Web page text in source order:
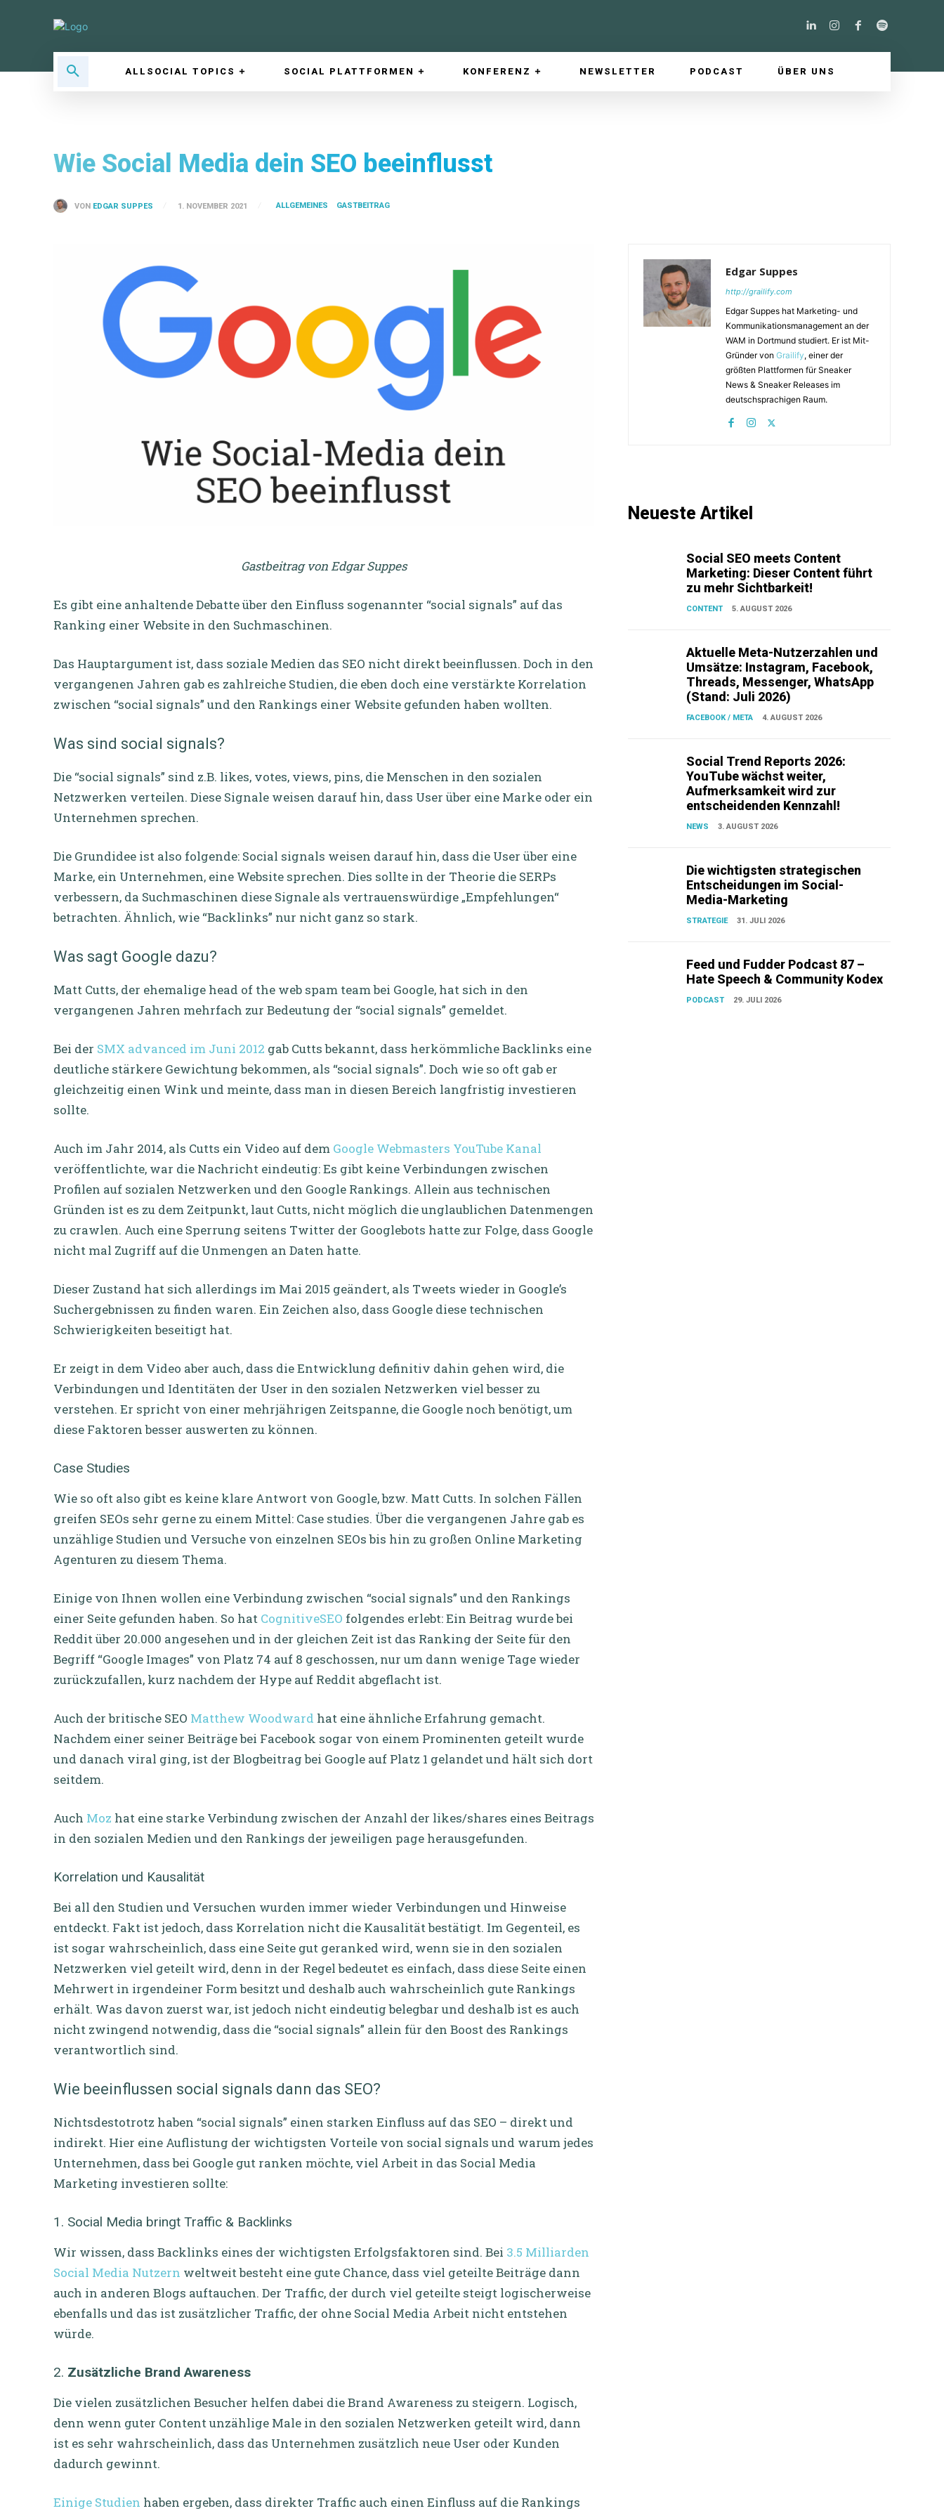
ALLSOCIAL TOPICS SOCIAL PLATTFORMEN KONFERENZ NEWSLETTER PODCAST ÜBER UNS
Wie Social Media dein SEO beeinflusst
VON EDGAR SUPPES 1. NOVEMBER 2021 ALLGEMEINES GASTBEITRAG
Gastbeitrag von Edgar Suppes
Es gibt eine anhaltende Debatte über den Einfluss sogenannter “social signals” auf das
Ranking einer Website in den Suchmaschinen.
Das Hauptargument ist, dass soziale Medien das SEO nicht direkt beeinflussen. Doch in den
vergangenen Jahren gab es zahlreiche Studien, die eben doch eine verstärkte Korrelation
zwischen “social signals” und den Rankings einer Website gefunden haben wollten.
Was sind social signals?
Die “social signals” sind z.B. likes, votes, views, pins, die Menschen in den sozialen
Netzwerken verteilen. Diese Signale weisen darauf hin, dass User über eine Marke oder ein
Unternehmen sprechen.
Die Grundidee ist also folgende: Social signals weisen darauf hin, dass die User über eine
Marke, ein Unternehmen, eine Website sprechen. Dies sollte in der Theorie die SERPs
verbessern, da Suchmaschinen diese Signale als vertrauenswürdige „Empfehlungen“
betrachten. Ähnlich, wie “Backlinks” nur nicht ganz so stark.
Was sagt Google dazu?
Matt Cutts, der ehemalige head of the web spam team bei Google, hat sich in den
vergangenen Jahren mehrfach zur Bedeutung der “social signals” gemeldet.
Bei der SMX advanced im Juni 2012 gab Cutts bekannt, dass herkömmliche Backlinks eine
deutliche stärkere Gewichtung bekommen, als “social signals”. Doch wie so oft gab er
gleichzeitig einen Wink und meinte, dass man in diesen Bereich langfristig investieren
sollte.
Auch im Jahr 2014, als Cutts ein Video auf dem Google Webmasters YouTube Kanal
veröffentlichte, war die Nachricht eindeutig: Es gibt keine Verbindungen zwischen
Profilen auf sozialen Netzwerken und den Google Rankings. Allein aus technischen
Gründen ist es zu dem Zeitpunkt, laut Cutts, nicht möglich die unglaublichen Datenmengen
zu crawlen. Auch eine Sperrung seitens Twitter der Googlebots hatte zur Folge, dass Google
nicht mal Zugriff auf die Unmengen an Daten hatte.
Dieser Zustand hat sich allerdings im Mai 2015 geändert, als Tweets wieder in Google’s
Suchergebnissen zu finden waren. Ein Zeichen also, dass Google diese technischen
Schwierigkeiten beseitigt hat.
Er zeigt in dem Video aber auch, dass die Entwicklung definitiv dahin gehen wird, die
Verbindungen und Identitäten der User in den sozialen Netzwerken viel besser zu
verstehen. Er spricht von einer mehrjährigen Zeitspanne, die Google noch benötigt, um
diese Faktoren besser auswerten zu können.
Case Studies
Wie so oft also gibt es keine klare Antwort von Google, bzw. Matt Cutts. In solchen Fällen
greifen SEOs sehr gerne zu einem Mittel: Case studies. Über die vergangenen Jahre gab es
unzählige Studien und Versuche von einzelnen SEOs bis hin zu großen Online Marketing
Agenturen zu diesem Thema.
Einige von Ihnen wollen eine Verbindung zwischen “social signals” und den Rankings
einer Seite gefunden haben. So hat CognitiveSEO folgendes erlebt: Ein Beitrag wurde bei
Reddit über 20.000 angesehen und in der gleichen Zeit ist das Ranking der Seite für den
Begriff “Google Images” von Platz 74 auf 8 geschossen, nur um dann wenige Tage wieder
zurückzufallen, kurz nachdem der Hype auf Reddit abgeflacht ist.
Auch der britische SEO Matthew Woodward hat eine ähnliche Erfahrung gemacht.
Nachdem einer seiner Beiträge bei Facebook sogar von einem Prominenten geteilt wurde
und danach viral ging, ist der Blogbeitrag bei Google auf Platz 1 gelandet und hält sich dort
seitdem.
Auch Moz hat eine starke Verbindung zwischen der Anzahl der likes/shares eines Beitrags
in den sozialen Medien und den Rankings der jeweiligen page herausgefunden.
Korrelation und Kausalität
Bei all den Studien und Versuchen wurden immer wieder Verbindungen und Hinweise
entdeckt. Fakt ist jedoch, dass Korrelation nicht die Kausalität bestätigt. Im Gegenteil, es
ist sogar wahrscheinlich, dass eine Seite gut geranked wird, wenn sie in den sozialen
Netzwerken viel geteilt wird, denn in der Regel bedeutet es einfach, dass diese Seite einen
Mehrwert in irgendeiner Form besitzt und deshalb auch wahrscheinlich gute Rankings
erhält. Was davon zuerst war, ist jedoch nicht eindeutig belegbar und deshalb ist es auch
nicht zwingend notwendig, dass die “social signals” allein für den Boost des Rankings
verantwortlich sind.
Wie beeinflussen social signals dann das SEO?
Nichtsdestotrotz haben “social signals” einen starken Einfluss auf das SEO – direkt und
indirekt. Hier eine Auflistung der wichtigsten Vorteile von social signals und warum jedes
Unternehmen, dass bei Google gut ranken möchte, viel Arbeit in das Social Media
Marketing investieren sollte:
1. Social Media bringt Traffic & Backlinks
Wir wissen, dass Backlinks eines der wichtigsten Erfolgsfaktoren sind. Bei 3.5 Milliarden
Social Media Nutzern weltweit besteht eine gute Chance, dass viel geteilte Beiträge dann
auch in anderen Blogs auftauchen. Der Traffic, der durch viel geteilte steigt logischerweise
ebenfalls und das ist zusätzlicher Traffic, der ohne Social Media Arbeit nicht entstehen
würde.
2. Zusätzliche Brand Awareness
Die vielen zusätzlichen Besucher helfen dabei die Brand Awareness zu steigern. Logisch,
denn wenn guter Content unzählige Male in den sozialen Netzwerken geteilt wird, dann
ist es sehr wahrscheinlich, dass das Unternehmen zusätzlich neue User oder Kunden
dadurch gewinnt.
Einige Studien haben ergeben, dass direkter Traffic auch einen Einfluss auf die Rankings
Edgar Suppes
http://grailify.com
Edgar Suppes hat Marketing- und
Kommunikationsmanagement an der
WAM in Dortmund studiert. Er ist Mit-
Gründer vonGrailify, einer der
größten Plattformen für Sneaker
News & Sneaker Releases im
deutschsprachigen Raum.
Neueste Artikel
Social SEO meets Content
Marketing: Dieser Content führt
zu mehr Sichtbarkeit!
CONTENT 5. AUGUST 2026
Aktuelle Meta-Nutzerzahlen und
Umsätze: Instagram, Facebook,
Threads, Messenger, WhatsApp
(Stand: Juli 2026)
FACEBOOK / META 4. AUGUST 2026
Social Trend Reports 2026:
YouTube wächst weiter,
Aufmerksamkeit wird zur
entscheidenden Kennzahl!
NEWS 3. AUGUST 2026
Die wichtigsten strategischen
Entscheidungen im Social-
Media-Marketing
STRATEGIE 31. JULI 2026
Feed und Fudder Podcast 87 –
Hate Speech & Community Kodex
PODCAST 29. JULI 2026